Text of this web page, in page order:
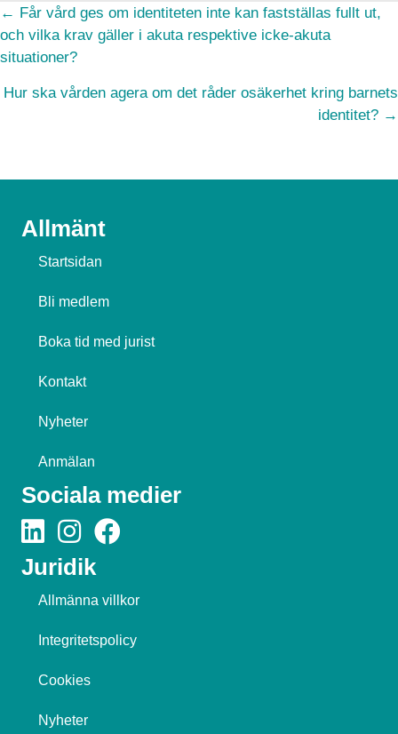
Posts
navigation
← Får vård ges om identiteten inte kan fastställas fullt ut,
och vilka krav gäller i akuta respektive icke-akuta
situationer?
Hur ska vården agera om det råder osäkerhet kring barnets
identitet? →
Allmänt
Startsidan
Bli medlem
Boka tid med jurist
Kontakt
Nyheter
Anmälan
Sociala medier
Juridik
Allmänna villkor
Integritetspolicy
Cookies
Nyheter